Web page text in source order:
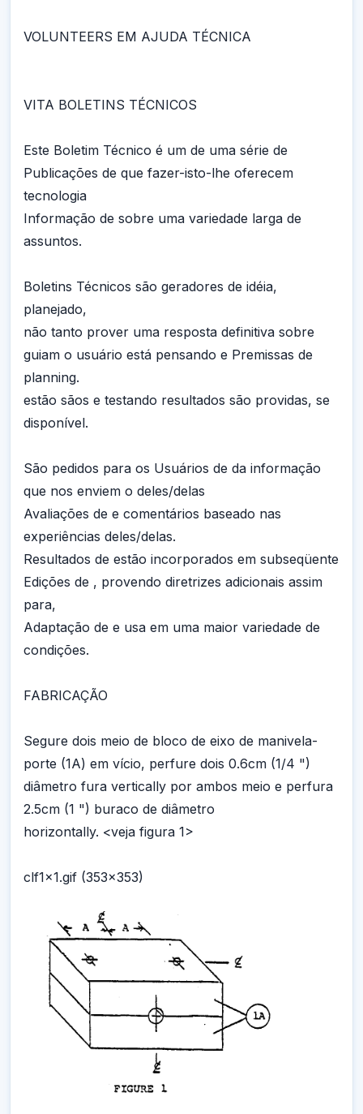
VOLUNTEERS EM AJUDA TÉCNICA
VITA BOLETINS TÉCNICOS
Este Boletim Técnico é um de uma série de
Publicações de que fazer-isto-lhe oferecem
tecnologia
Informação de sobre uma variedade larga de
assuntos.
Boletins Técnicos são geradores de idéia,
planejado,
não tanto prover uma resposta definitiva sobre
guiam o usuário está pensando e Premissas de
planning.
estão sãos e testando resultados são providas, se
disponível.
São pedidos para os Usuários de da informação
que nos enviem o deles/delas
Avaliações de e comentários baseado nas
experiências deles/delas.
Resultados de estão incorporados em subseqüente
Edições de , provendo diretrizes adicionais assim
para,
Adaptação de e usa em uma maior variedade de
condições.
FABRICAÇÃO
Segure dois meio de bloco de eixo de manivela-
porte (1A) em vício, perfure dois 0.6cm (1/4 ")
diâmetro fura vertically por ambos meio e perfura
2.5cm (1 ") buraco de diâmetro
horizontally. <veja figura 1>
clf1x1.gif (353x353)